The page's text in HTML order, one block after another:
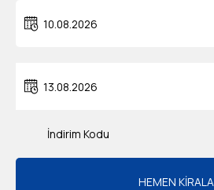
İndirim Kodu
HEMEN KİRALA